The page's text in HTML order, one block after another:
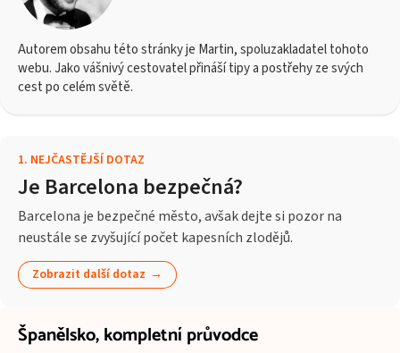
Autorem obsahu této stránky je Martin, spoluzakladatel tohoto
webu. Jako vášnivý cestovatel přináší tipy a postřehy ze svých
cest po celém světě.
1. NEJČASTĚJŠÍ DOTAZ
Je Barcelona bezpečná?
Barcelona je bezpečné město, avšak dejte si pozor na
neustále se zvyšující počet kapesních zlodějů.
Zobrazit další dotaz
Španělsko,kompletní průvodce